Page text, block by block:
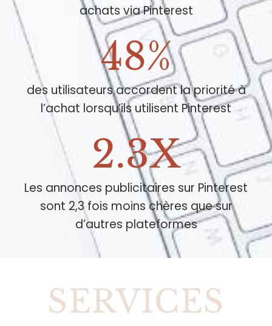
achats via Pinterest
48%
des utilisateurs accordent la priorité à
l’achat lorsqu’ils utilisent Pinterest
2.3X
Les annonces publicitaires sur Pinterest
sont 2,3 fois moins chères que sur
d’autres plateformes
SERVICES